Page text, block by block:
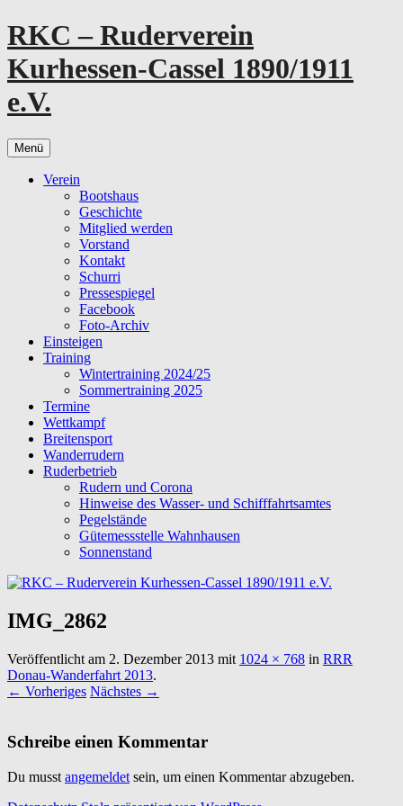
Zum
Inhalt
springen
RKC – Ruderverein
Kurhessen-Cassel 1890/1911
e.V.
Menü
Verein
Bootshaus
Geschichte
Mitglied werden
Vorstand
Kontakt
Schurri
Pressespiegel
Facebook
Foto-Archiv
Einsteigen
Training
Wintertraining 2024/25
Sommertraining 2025
Termine
Wettkampf
Breitensport
Wanderrudern
Ruderbetrieb
Rudern und Corona
Hinweise des Wasser- und Schifffahrtsamtes
Pegelstände
Gütemessstelle Wahnhausen
Sonnenstand
IMG_2862
Veröffentlicht am 2. Dezember 2013 mit 1024 × 768 in RRR
Donau-Wanderfahrt 2013.
← Vorheriges Nächstes →
Schreibe einen Kommentar
Du musst angemeldet sein, um einen Kommentar abzugeben.